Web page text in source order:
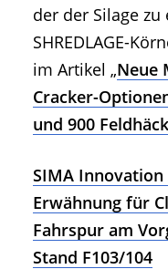
der der Silage
SHREDLAGE-
im Artikel „Neue
Cracker-
und 900
SIMA Innovation
Erwähnung für
Fahrspur am
Stand F103/104